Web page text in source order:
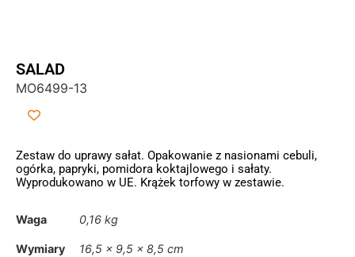
SALAD
MO6499-13
Zestaw do uprawy sałat. Opakowanie z nasionami cebuli,
ogórka, papryki, pomidora koktajlowego i sałaty.
Wyprodukowano w UE. Krążek torfowy w zestawie.
Waga 0,16 kg
Wymiary 16,5 × 9,5 × 8,5 cm